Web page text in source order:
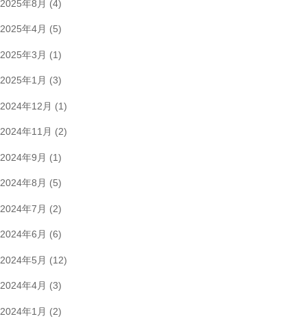
2025年8月 (4)
2025年4月 (5)
2025年3月 (1)
2025年1月 (3)
2024年12月 (1)
2024年11月 (2)
2024年9月 (1)
2024年8月 (5)
2024年7月 (2)
2024年6月 (6)
2024年5月 (12)
2024年4月 (3)
2024年1月 (2)